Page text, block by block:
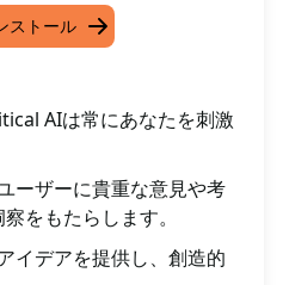
ストール
AIは常にあなたを刺激
ーザーに貴重な意見や考
をもたらします。
イデアを提供し、創造的